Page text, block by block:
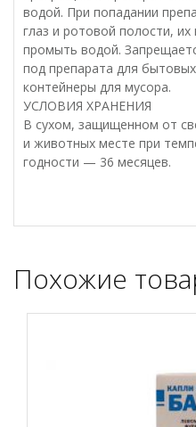
водой. При попадании
глаз и ротовой полости,
промыть водой.
под препарата для
контейнеры для мусора.
УСЛОВИЯ ХРАНЕНИЯ
В сухом, защищенном от
и животных месте при
годности — 36 месяцев.
Похожие